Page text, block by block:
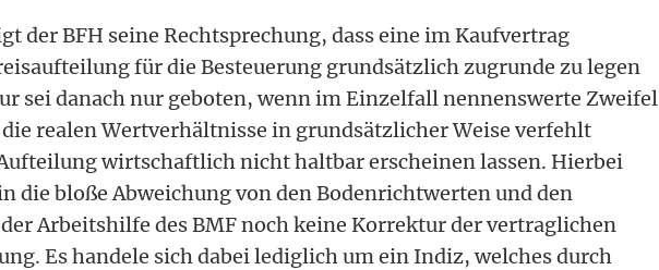
der BFH seine Rechtsprechung, dass eine im Kaufvertrag
für die Besteuerung grundsätzlich zugrunde zu legen
sei danach nur geboten, wenn im Einzelfall nennenswerte Zweifel
die realen Wertverhältnisse in grundsätzlicher Weise verfehlt
wirtschaftlich nicht haltbar erscheinen lassen. Hierbei
die bloße Abweichung von den Bodenrichtwerten und den
Arbeitshilfe des BMF noch keine Korrektur der vertraglichen
Es handele sich dabei lediglich um ein Indiz, welches durch